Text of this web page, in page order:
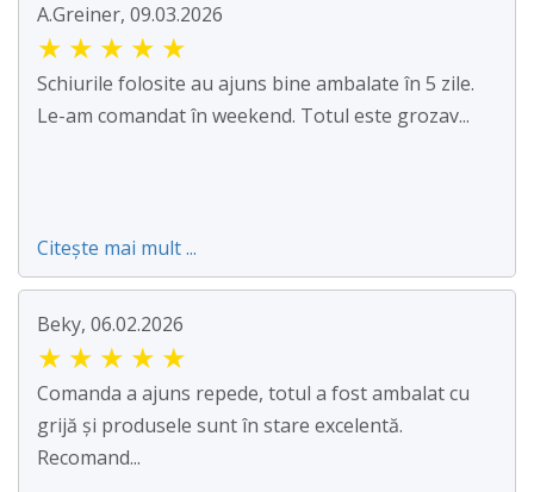
A.Greiner, 09.03.2026
★ ★ ★ ★ ★
Schiurile folosite au ajuns bine ambalate în 5 zile.
Le-am comandat în weekend. Totul este grozav...
Citește mai mult ...
Beky, 06.02.2026
★ ★ ★ ★ ★
Comanda a ajuns repede, totul a fost ambalat cu
grijă și produsele sunt în stare excelentă.
Recomand...